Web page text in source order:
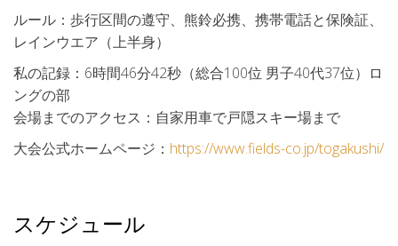
ルール：歩行区間の遵守、熊鈴必携、携帯電話と保険証、
レインウエア（上半身）
私の記録：6時間46分42秒（総合100位 男子40代37位）ロ
ングの部
会場までのアクセス：自家用車で戸隠スキー場まで
大会公式ホームページ： https://www.fields-co.jp/togakushi/
スケジュール